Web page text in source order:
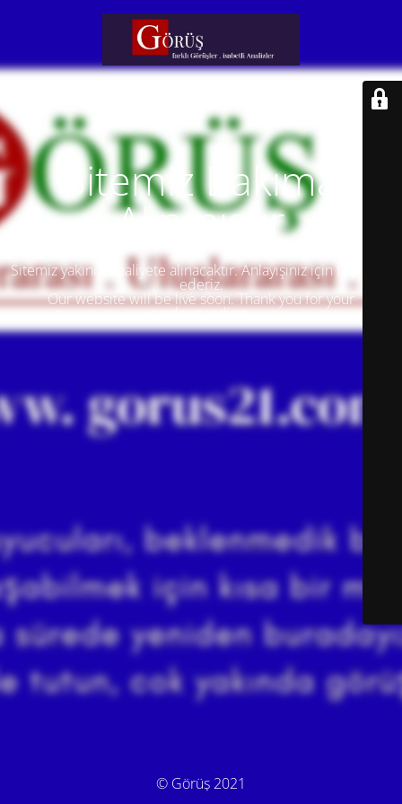
Sitemiz Bakıma
Alınmıştır
Sitemiz yakında faaliyete alınacaktır. Anlayışınız için teşekkür
ederiz.
Our website will be live soon. Thank you for your
understanding.
© Görüş 2021